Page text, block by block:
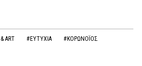
ART #ΕΥΤΥΧΙΑ #ΚΟΡΩΝΟΪΟΣ